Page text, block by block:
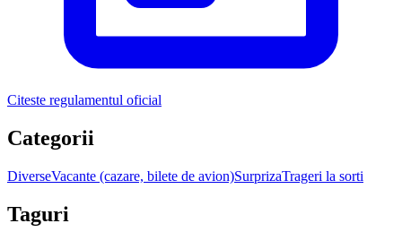
Citeste regulamentul oficial
Categorii
DiverseVacante (cazare, bilete de avion)SurprizaTrageri la sorti
Taguri